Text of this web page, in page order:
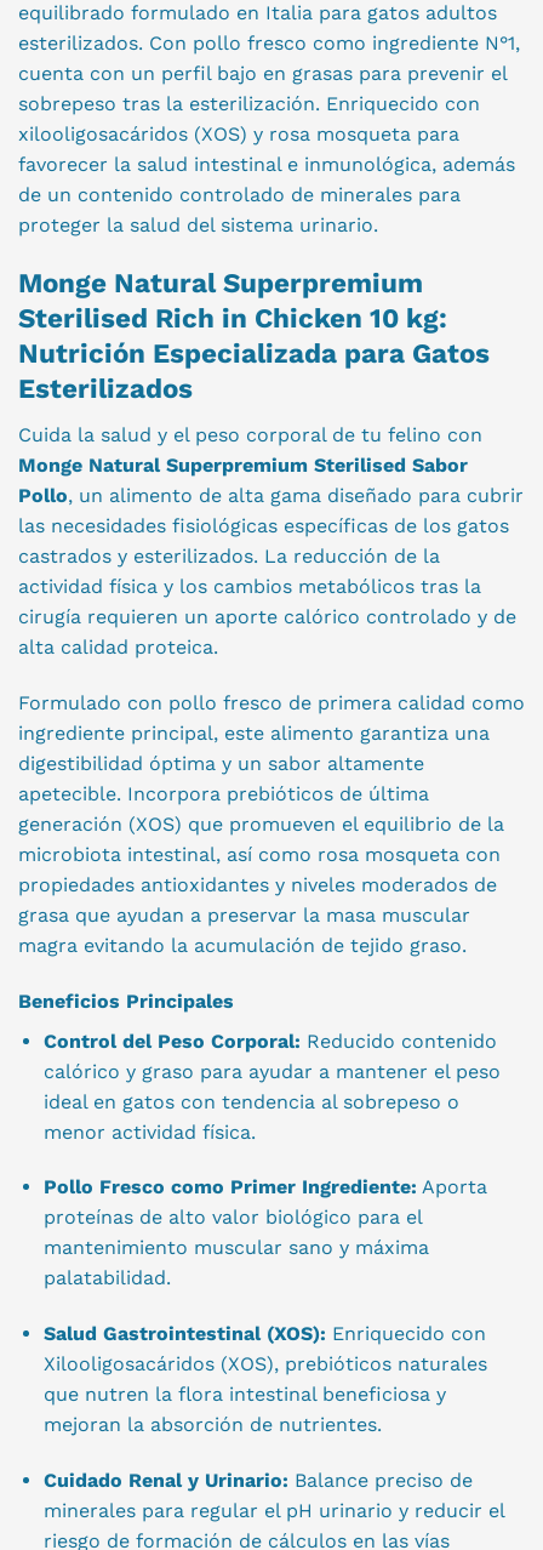
equilibrado formulado en Italia para gatos adultos
esterilizados. Con pollo fresco como ingrediente N°1,
cuenta con un perfil bajo en grasas para prevenir el
sobrepeso tras la esterilización. Enriquecido con
xilooligosacáridos (XOS) y rosa mosqueta para
favorecer la salud intestinal e inmunológica, además
de un contenido controlado de minerales para
proteger la salud del sistema urinario.
Monge Natural Superpremium
Sterilised Rich in Chicken 10 kg:
Nutrición Especializada para Gatos
Esterilizados
Cuida la salud y el peso corporal de tu felino con
Monge Natural Superpremium Sterilised Sabor
Pollo, un alimento de alta gama diseñado para cubrir
las necesidades fisiológicas específicas de los gatos
castrados y esterilizados. La reducción de la
actividad física y los cambios metabólicos tras la
cirugía requieren un aporte calórico controlado y de
alta calidad proteica.
Formulado con pollo fresco de primera calidad como
ingrediente principal, este alimento garantiza una
digestibilidad óptima y un sabor altamente
apetecible. Incorpora prebióticos de última
generación (XOS) que promueven el equilibrio de la
microbiota intestinal, así como rosa mosqueta con
propiedades antioxidantes y niveles moderados de
grasa que ayudan a preservar la masa muscular
magra evitando la acumulación de tejido graso.
Beneficios Principales
Control del Peso Corporal: Reducido contenido
calórico y graso para ayudar a mantener el peso
ideal en gatos con tendencia al sobrepeso o
menor actividad física.
Pollo Fresco como Primer Ingrediente: Aporta
proteínas de alto valor biológico para el
mantenimiento muscular sano y máxima
palatabilidad.
Salud Gastrointestinal (XOS): Enriquecido con
Xilooligosacáridos (XOS), prebióticos naturales
que nutren la flora intestinal beneficiosa y
mejoran la absorción de nutrientes.
Cuidado Renal y Urinario: Balance preciso de
minerales para regular el pH urinario y reducir el
riesgo de formación de cálculos en las vías